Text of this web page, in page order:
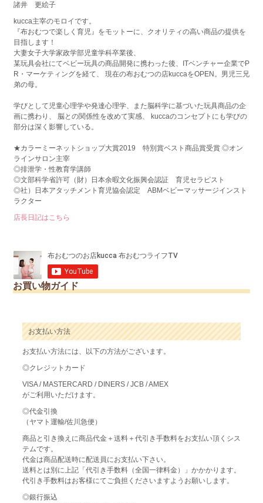
諸井 更絵子
kucca主宰のモロイです。
『布おむつで楽しく育児』をモットーに、クオリティの高い商品の提供を
目指します！
大妻女子大学家政学部児童学科卒業後、
某玩具会社にてベビー玩具の商品開発に携わった後、ITベンチャー企業でP
R・マーケティングを経て、 現在の布おむつの店kuccaをOPEN。男児三兄
弟の母。
学びとして児童心理学や発達心理学、また脳科学に基づいた玩具商品の企
画に携わり、 脳との関係性を改めて実感、 kuccaのコンセプトにも学びの
部分は深く影響している。
★カラーミーネットショップ大賞2019 特別賞ベスト商品賞受賞 ◎オン
ラインサロン主宰
◎排泄学・性教育学講師
◎文部科学省許可（財）日本余暇文化振興会認証 育児セラピスト
◎社）日本アタッチメント育児協会認定 ABMベビーマッサージインスト
ラクター
店長日記はこちら
お買い物ガイド
お支払い方法
お支払い方法には、以下の方法がございます。
◎クレジットカード
VISA / MASTERCARD / DINERS / JCB / AMEX
がご利用いただけます。
◎代金引換
（ヤマト運輸/佐川急便）
商品と引き換えに商品代金＋送料＋代引き手数料をお支払い頂くシス
テムです。
代金は商品配送時に配送員にお支払い下さい。
送料とは別に上記「代引き手数料（全国一律料金）」かかかります。
代引き手数料はお客様にてご負担くださいますようお願いします。
◎銀行振込